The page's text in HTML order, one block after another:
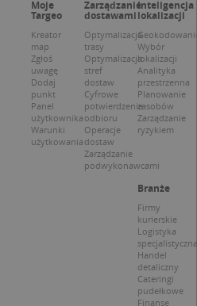
Moje
Targeo
Kreator
map
Zgłoś
uwagę
Dodaj
punkt
Panel
użytkownika
Warunki
użytkowania
Zarządzanie
dostawami
Optymalizacja
trasy
Optymalizacja
stref
dostaw
Cyfrowe
potwierdzenie
odbioru
Operacje
dostaw
Zarządzanie
podwykonawcami
Inteligencja
lokalizacji
Wybór
lokalizacji
Analityka
przestrzenna
Planowanie
zasobów
Zarządzanie
ryzykiem
Branże
Firmy
kurierskie
Logistyka
specjalistyczna
Handel
detaliczny
Cateringi
pudełkowe
Finanse
Niesklasyfikowane
umożliwiają korzystanie z
strony internetowej, takich
i zarządzanie kontem.
cookie nie można
ze strony internetowej.
Provider/
Domena
Okres
przechowywania
Sesja
1 rok 1 miesiąc